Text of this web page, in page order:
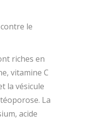
contre le
riches en
vitamine C
la vésicule
La
acide